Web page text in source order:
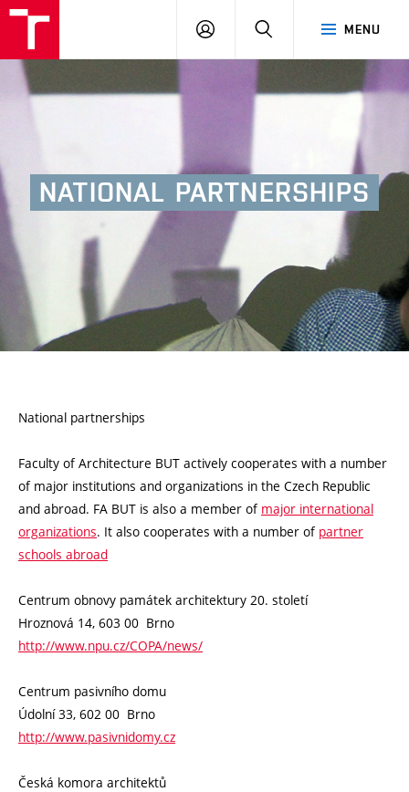
MENU
LOGIN SEARCH
NATIONAL PARTNERSHIPS
National partnerships
Faculty of Architecture BUT actively cooperates with a number
of major institutions and organizations in the Czech Republic
and abroad. FA BUT is also a member of major international
organizations. It also cooperates with a number of partner
schools abroad
Centrum obnovy památek architektury 20. století
Hroznová 14, 603 00 Brno
http://www.npu.cz/COPA/news/
Centrum pasivního domu
Údolní 33, 602 00 Brno
http://www.pasivnidomy.cz
Česká komora architektů